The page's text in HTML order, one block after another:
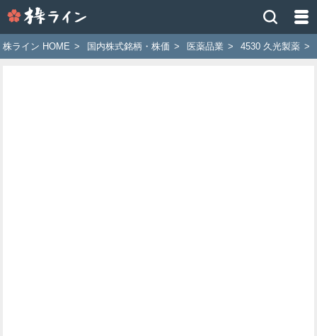
イ
ン
株ライン HOME > 国内株式銘柄・株価 > 医薬品業 > 4530 久光製薬 >